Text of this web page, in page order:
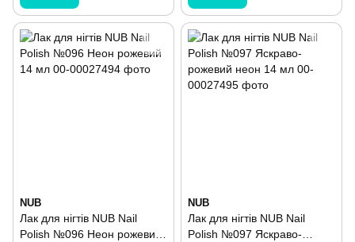
NUB
Лак для нігтів NUB Nail
Polish №096 Неон рожевий
NUB
Лак для нігтів NUB Nail
Polish №097 Яскраво-